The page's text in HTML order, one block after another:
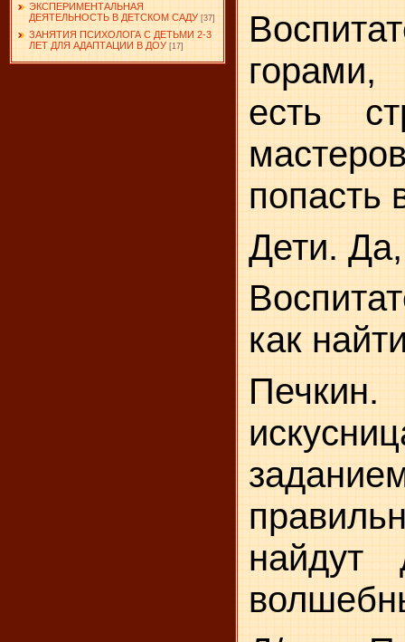
ЭКСПЕРИМЕНТАЛЬНАЯ
ДЕЯТЕЛЬНОСТЬ В ДЕТСКОМ САДУ [37]
ЗАНЯТИЯ ПСИХОЛОГА С ДЕТЬМИ 2-3
ЛЕТ ДЛЯ АДАПТАЦИИ В ДОУ [17]
есть
попасть
Дети.
как
найдут